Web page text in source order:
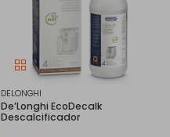
DELONGHI
De’Longhi EcoDecalk
Descalcificador